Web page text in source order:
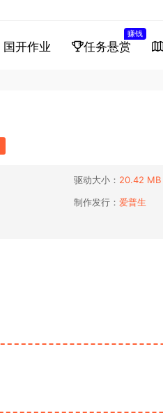
国开作业 任务悬赏
赚钱
驱动大小： 20.42 MB
制作发行： 爱普生